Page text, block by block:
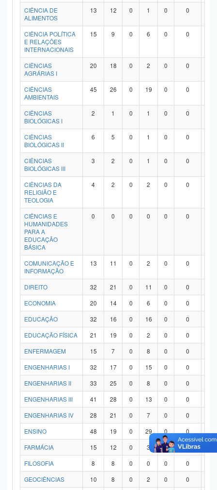
CIÊNCIA DE
ALIMENTOS
13 12 0 1 0 0
CIÊNCIA POLÍTICA
E RELAÇÕES
INTERNACIONAIS
15 9 0 6 0 0
CIÊNCIAS
AGRÁRIAS I
20 18 0 2 0 0
CIÊNCIAS
AMBIENTAIS
45 26 0 19 0 0
CIÊNCIAS
BIOLÓGICAS I
2 1 0 1 0 0
CIÊNCIAS
BIOLÓGICAS II
6 5 0 1 0 0
CIÊNCIAS
BIOLÓGICAS III
3 2 0 1 0 0
CIÊNCIAS DA
RELIGIÃO E
TEOLOGIA
4 2 0 2 0 0
CIÊNCIAS E
HUMANIDADES
PARA A
EDUCAÇÃO
BÁSICA
0 0 0 0 0 0
COMUNICAÇÃO E
INFORMAÇÃO
13 11 0 2 0 0
DIREITO 32 21 0 11 0 0
ECONOMIA
20 14 0 6 0 0
EDUCAÇÃO
32 16 0 16 0 0
EDUCAÇÃO FÍSICA
21 19 0 2 0 0
ENFERMAGEM
15 7 0 8 0 0
ENGENHARIAS I
32 17 0 15 0 0
ENGENHARIAS II
33 25 0 8 0 0
ENGENHARIAS III
41 28 0 13 0 0
ENGENHARIAS IV
28 21 0 7 0 0
ENSINO
48 19 0 29 0 0
FARMÁCIA
15 12 0 3 0 0
FILOSOFIA
8 8 0 0 0 0
GEOCIÊNCIAS
10 8 0 2 0 0